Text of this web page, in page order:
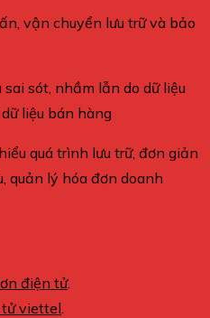
vận chuyển lưu trữ và bảo
sai sót, nhầm lẫn do dữ liệu
liệu bán hàng
quá trình lưu trữ, đơn giản
quản lý hóa đơn doanh
điện tử.
tử viettel